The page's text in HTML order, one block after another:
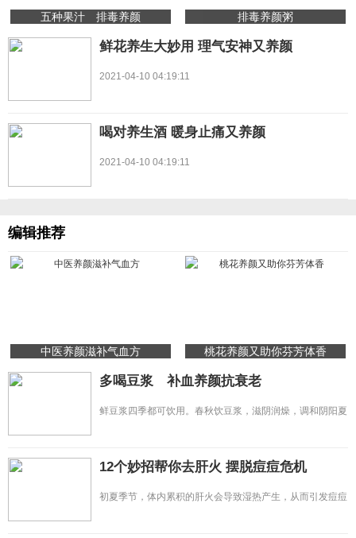
五种果汁 排毒养颜 排毒养颜粥
鲜花养生大妙用 理气安神又养颜
2021-04-10 04:19:11
喝对养生酒 暖身止痛又养颜
2021-04-10 04:19:11
编辑推荐
中医养颜滋补气血方 桃花养颜又助你芬芳体香
多喝豆浆 补血养颜抗衰老
鲜豆浆四季都可饮用。春秋饮豆浆，滋阴润燥，调和阴阳夏
12个妙招帮你去肝火 摆脱痘痘危机
初夏季节，体内累积的肝火会导致湿热产生，从而引发痘痘